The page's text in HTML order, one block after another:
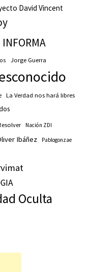
David Vincent
Jorge Guerra
La Verdad nos hará libres
Nación ZDI
Ibáñez Pablogonzae
Oculta